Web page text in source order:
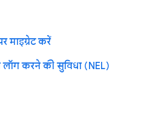
माइग्रेट करें
लॉग करने की सुविधा (NEL)